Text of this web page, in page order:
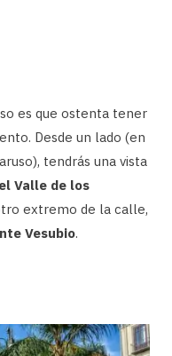
es que ostenta tener
Desde un lado (en
tendrás una vista
Valle de los
extremo de la calle,
Vesubio.